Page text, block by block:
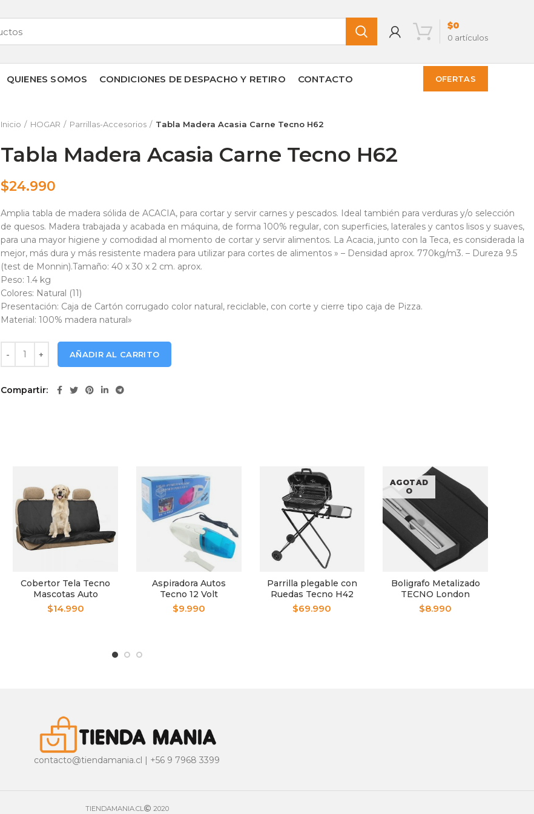
0 artículos
$0
QUIENES SOMOS CONDICIONES DE DESPACHO Y RETIRO CONTACTO OFERTAS
Inicio HOGAR Parrillas-Accesorios Tabla Madera Acasia Carne Tecno H62
Tabla Madera Acasia Carne Tecno H62
$24.990
Amplia tabla de madera sólida de ACACIA, para cortar y servir carnes y pescados. Ideal también para verduras y/o selección
de quesos. Madera trabajada y acabada en máquina, de forma 100% regular, con superficies, laterales y cantos lisos y suaves,
para una mayor higiene y comodidad al momento de cortar y servir alimentos. La Acacia, junto con la Teca, es considerada la
mejor, más dura y más resistente madera para utilizar para cortes de alimentos » – Densidad aprox. 770kg/m3. – Dureza 9.5
(test de Monnin).Tamaño: 40 x 30 x 2 cm. aprox.
Peso: 1.4 kg
Colores: Natural (11)
Presentación: Caja de Cartón corrugado color natural, reciclable, con corte y cierre tipo caja de Pizza.
Material: 100% madera natural»
Tabla Madera Acasia Carne Tecno H62 cantidad
AÑADIR AL CARRITO
Compartir
Cobertor Tela Tecno
Mascotas Auto
$14.990
Aspiradora Autos
Tecno 12 Volt
$9.990
Parrilla plegable con
Ruedas Tecno H42
$69.990
AGOTAD
O
Boligrafo Metalizado
TECNO London
BP187
$8.990
contacto@tiendamania.cl | +56 9 7968 3399
TIENDAMANIA.CL 2020